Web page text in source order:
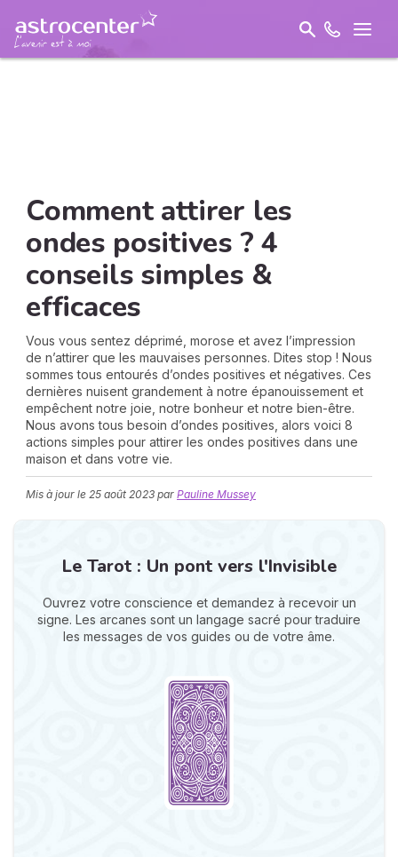
Comment attirer les
ondes positives ? 4
conseils simples &
efficaces
Vous vous sentez déprimé, morose et avez l’impression
de n’attirer que les mauvaises personnes. Dites stop ! Nous
sommes tous entourés d’ondes positives et négatives. Ces
dernières nuisent grandement à notre épanouissement et
empêchent notre joie, notre bonheur et notre bien-être.
Nous avons tous besoin d’ondes positives, alors voici 8
actions simples pour attirer les ondes positives dans une
maison et dans votre vie.
Mis à jour le 25 août 2023 par Pauline Mussey
Le Tarot : Un pont vers l'Invisible
Ouvrez votre conscience et demandez à recevoir un
signe. Les arcanes sont un langage sacré pour traduire
les messages de vos guides ou de votre âme.